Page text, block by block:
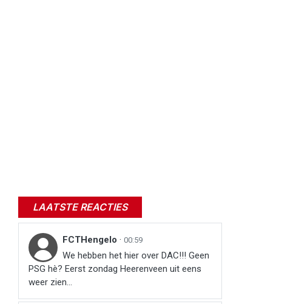
LAATSTE REACTIES
FCTHengelo · 00:59
We hebben het hier over DAC!!! Geen
PSG hè? Eerst zondag Heerenveen uit eens
weer zien…